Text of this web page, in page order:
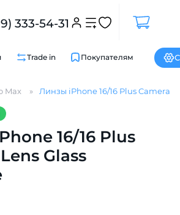
333-54-31
Trade in Покупателям
Max Линзы iPhone 16/16 Plus Camera
16/16 Plus
Glass